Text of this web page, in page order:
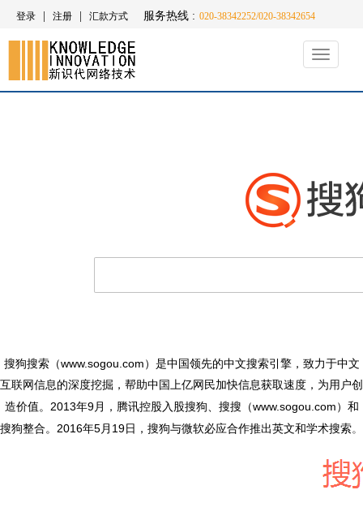
登录 注册 汇款方式 服务热线 : 020-38342252/020-38342654
Toggle
搜狗搜索（www.sogou.com ）是中国领先的中文搜索引擎，致力于中文
互联网信息的深度挖掘，帮助中国上亿网民加快信息获取速度，为用户创
造价值。 2013年9月， 腾讯控股入股搜狗、 搜搜 （www.sogou.com ）和
搜狗整合。 2016年5月 19 日，搜狗与微软必应合作推出英文和学术搜索。